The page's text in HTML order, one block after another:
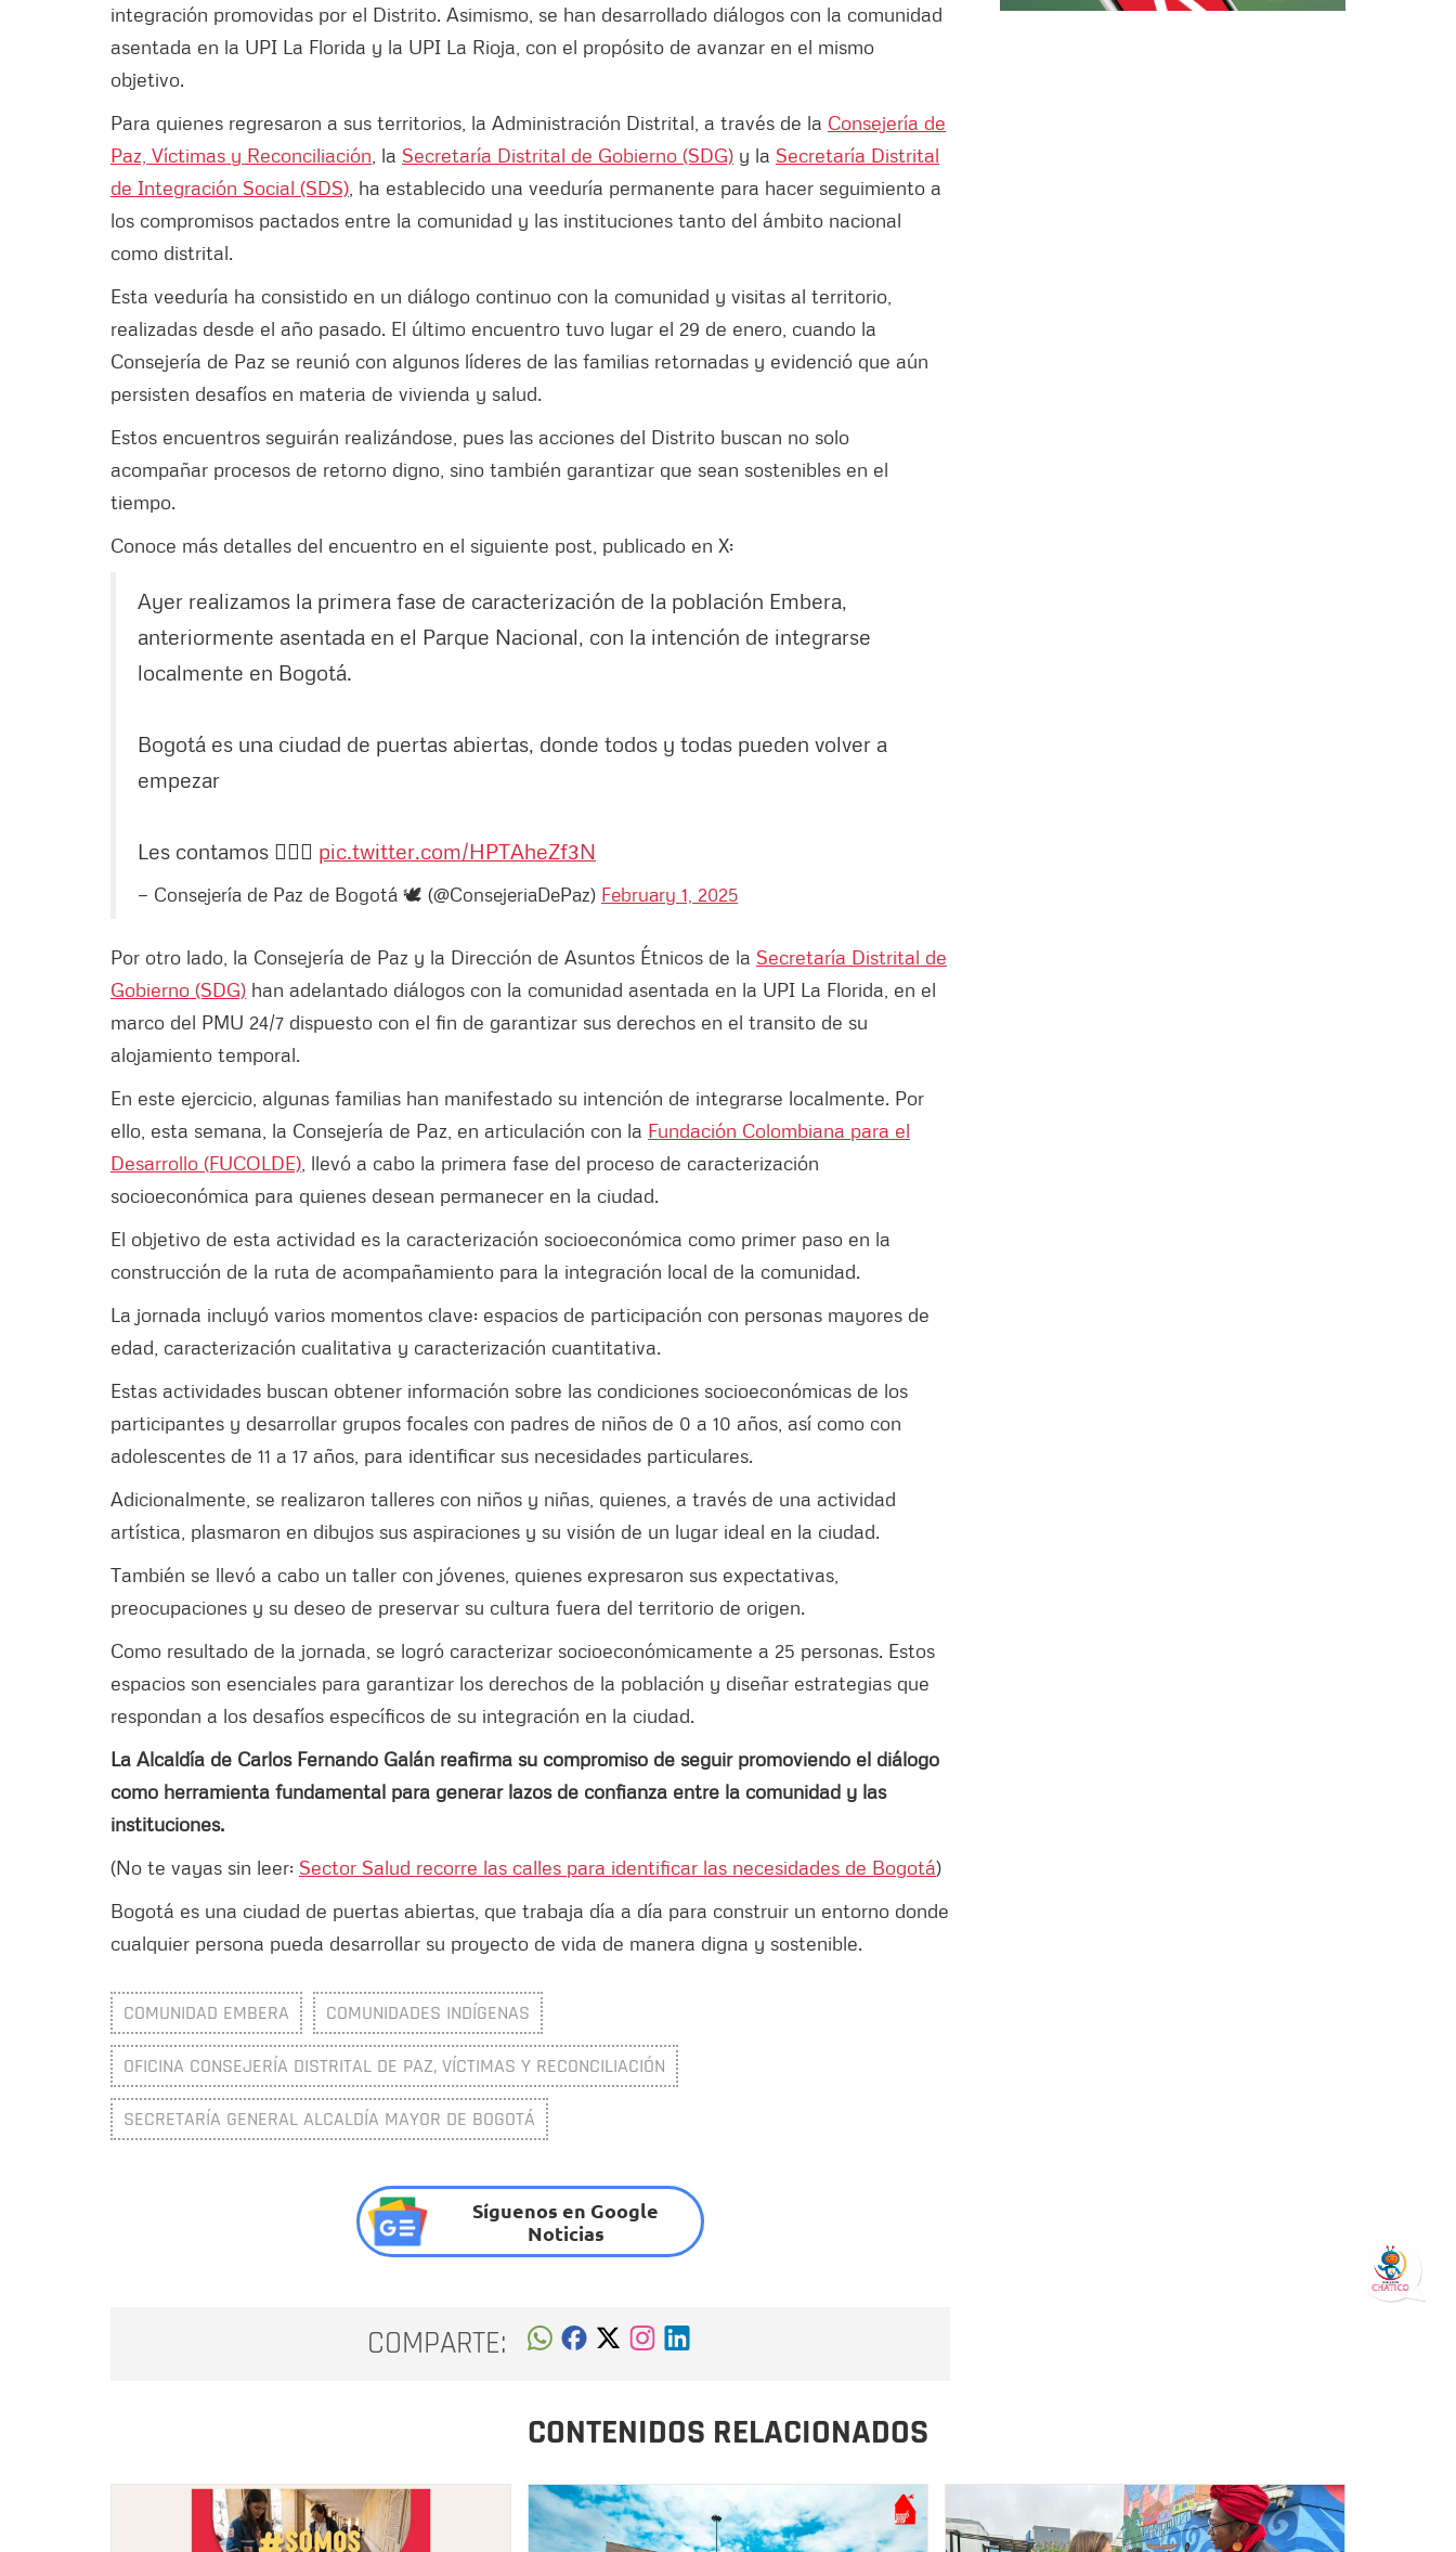
integración promovidas por el Distrito. Asimismo, se han desarrollado diálogos con la comunidad
asentada en la UPI La Florida y la UPI La Rioja, con el propósito de avanzar en el mismo
objetivo.
Para quienes regresaron a sus territorios, la Administración Distrital, a través de la Consejería de
Paz, Víctimas y Reconciliación , la Secretaría Distrital de Gobierno (SDG) y la Secretaría Distrital
de Integración Social (SDS) , ha establecido una veeduría permanente para hacer seguimiento a
los compromisos pactados entre la comunidad y las instituciones tanto del ámbito nacional
como distrital.
Esta veeduría ha consistido en un diálogo continuo con la comunidad y visitas al territorio,
realizadas desde el año pasado. El último encuentro tuvo lugar el 29 de enero, cuando la
Consejería de Paz se reunió con algunos líderes de las familias retornadas y evidenció que aún
persisten desafíos en materia de vivienda y salud.
Estos encuentros seguirán realizándose, pues las acciones del Distrito buscan no solo
acompañar procesos de retorno digno, sino también garantizar que sean sostenibles en el
tiempo.
Conoce más detalles del encuentro en el siguiente post, publicado en X:
Ayer realizamos la primera fase de caracterización de la población Embera,
anteriormente asentada en el Parque Nacional, con la intención de integrarse
localmente en Bogotá.
Bogotá es una ciudad de puertas abiertas, donde todos y todas pueden volver a
empezar
Les contamos 👇🏾🧵 pic.twitter.com/HPTAheZf3N
— Consejería de Paz de Bogotá 🕊 (@ConsejeriaDePaz) February 1, 2025
Por otro lado, la Consejería de Paz y la Dirección de Asuntos Étnicos de la Secretaría Distrital de
Gobierno (SDG) han adelantado diálogos con la comunidad asentada en la UPI La Florida, en el
marco del PMU 24/7 dispuesto con el fin de garantizar sus derechos en el transito de su
alojamiento temporal.
En este ejercicio, algunas familias han manifestado su intención de integrarse localmente. Por
ello, esta semana, la Consejería de Paz, en articulación con la Fundación Colombiana para el
Desarrollo (FUCOLDE) , llevó a cabo la primera fase del proceso de caracterización
socioeconómica para quienes desean permanecer en la ciudad.
El objetivo de esta actividad es la caracterización socioeconómica como primer paso en la
construcción de la ruta de acompañamiento para la integración local de la comunidad.
La jornada incluyó varios momentos clave: espacios de participación con personas mayores de
edad, caracterización cualitativa y caracterización cuantitativa.
Estas actividades buscan obtener información sobre las condiciones socioeconómicas de los
participantes y desarrollar grupos focales con padres de niños de 0 a 10 años, así como con
adolescentes de 11 a 17 años, para identificar sus necesidades particulares.
Adicionalmente, se realizaron talleres con niños y niñas, quienes, a través de una actividad
artística, plasmaron en dibujos sus aspiraciones y su visión de un lugar ideal en la ciudad.
También se llevó a cabo un taller con jóvenes, quienes expresaron sus expectativas,
preocupaciones y su deseo de preservar su cultura fuera del territorio de origen.
Como resultado de la jornada, se logró caracterizar socioeconómicamente a 25 personas. Estos
espacios son esenciales para garantizar los derechos de la población y diseñar estrategias que
respondan a los desafíos específicos de su integración en la ciudad.
La Alcaldía de Carlos Fernando Galán reafirma su compromiso de seguir promoviendo el diálogo
como herramienta fundamental para generar lazos de confianza entre la comunidad y las
instituciones.
(No te vayas sin leer: Sector Salud recorre las calles para identificar las necesidades de Bogotá)
Bogotá es una ciudad de puertas abiertas, que trabaja día a día para construir un entorno donde
cualquier persona pueda desarrollar su proyecto de vida de manera digna y sostenible.
COMUNIDAD EMBERA COMUNIDADES INDÍGENAS
OFICINA CONSEJERÍA DISTRITAL DE PAZ, VÍCTIMAS Y RECONCILIACIÓN
SECRETARÍA GENERAL ALCALDÍA MAYOR DE BOGOTÁ
Síguenos en Google
Noticias
COMPARTE:
CONTENIDOS RELACIONADOS